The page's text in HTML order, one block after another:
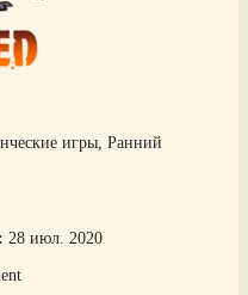
игры, Ранний
28 июл. 2020